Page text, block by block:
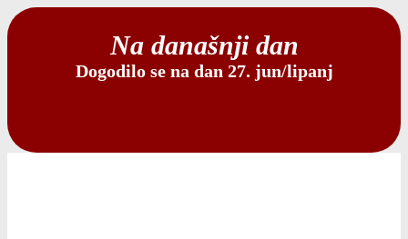
Na današnji dan
Dogodilo se na dan 27. jun/lipanj